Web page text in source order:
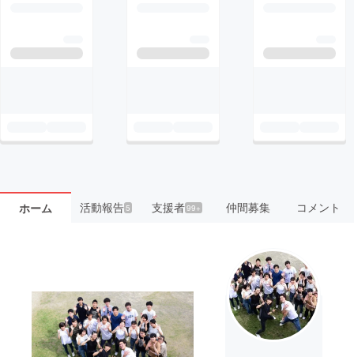
ホーム 活動報告5 支援者99+ 仲間募集 コメント